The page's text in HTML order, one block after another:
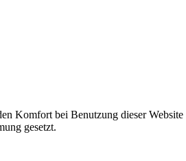
Komfort bei Benutzung dieser Website
gesetzt.